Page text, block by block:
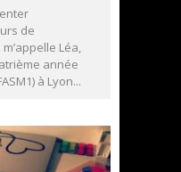
de
Léa,
année
à Lyon...